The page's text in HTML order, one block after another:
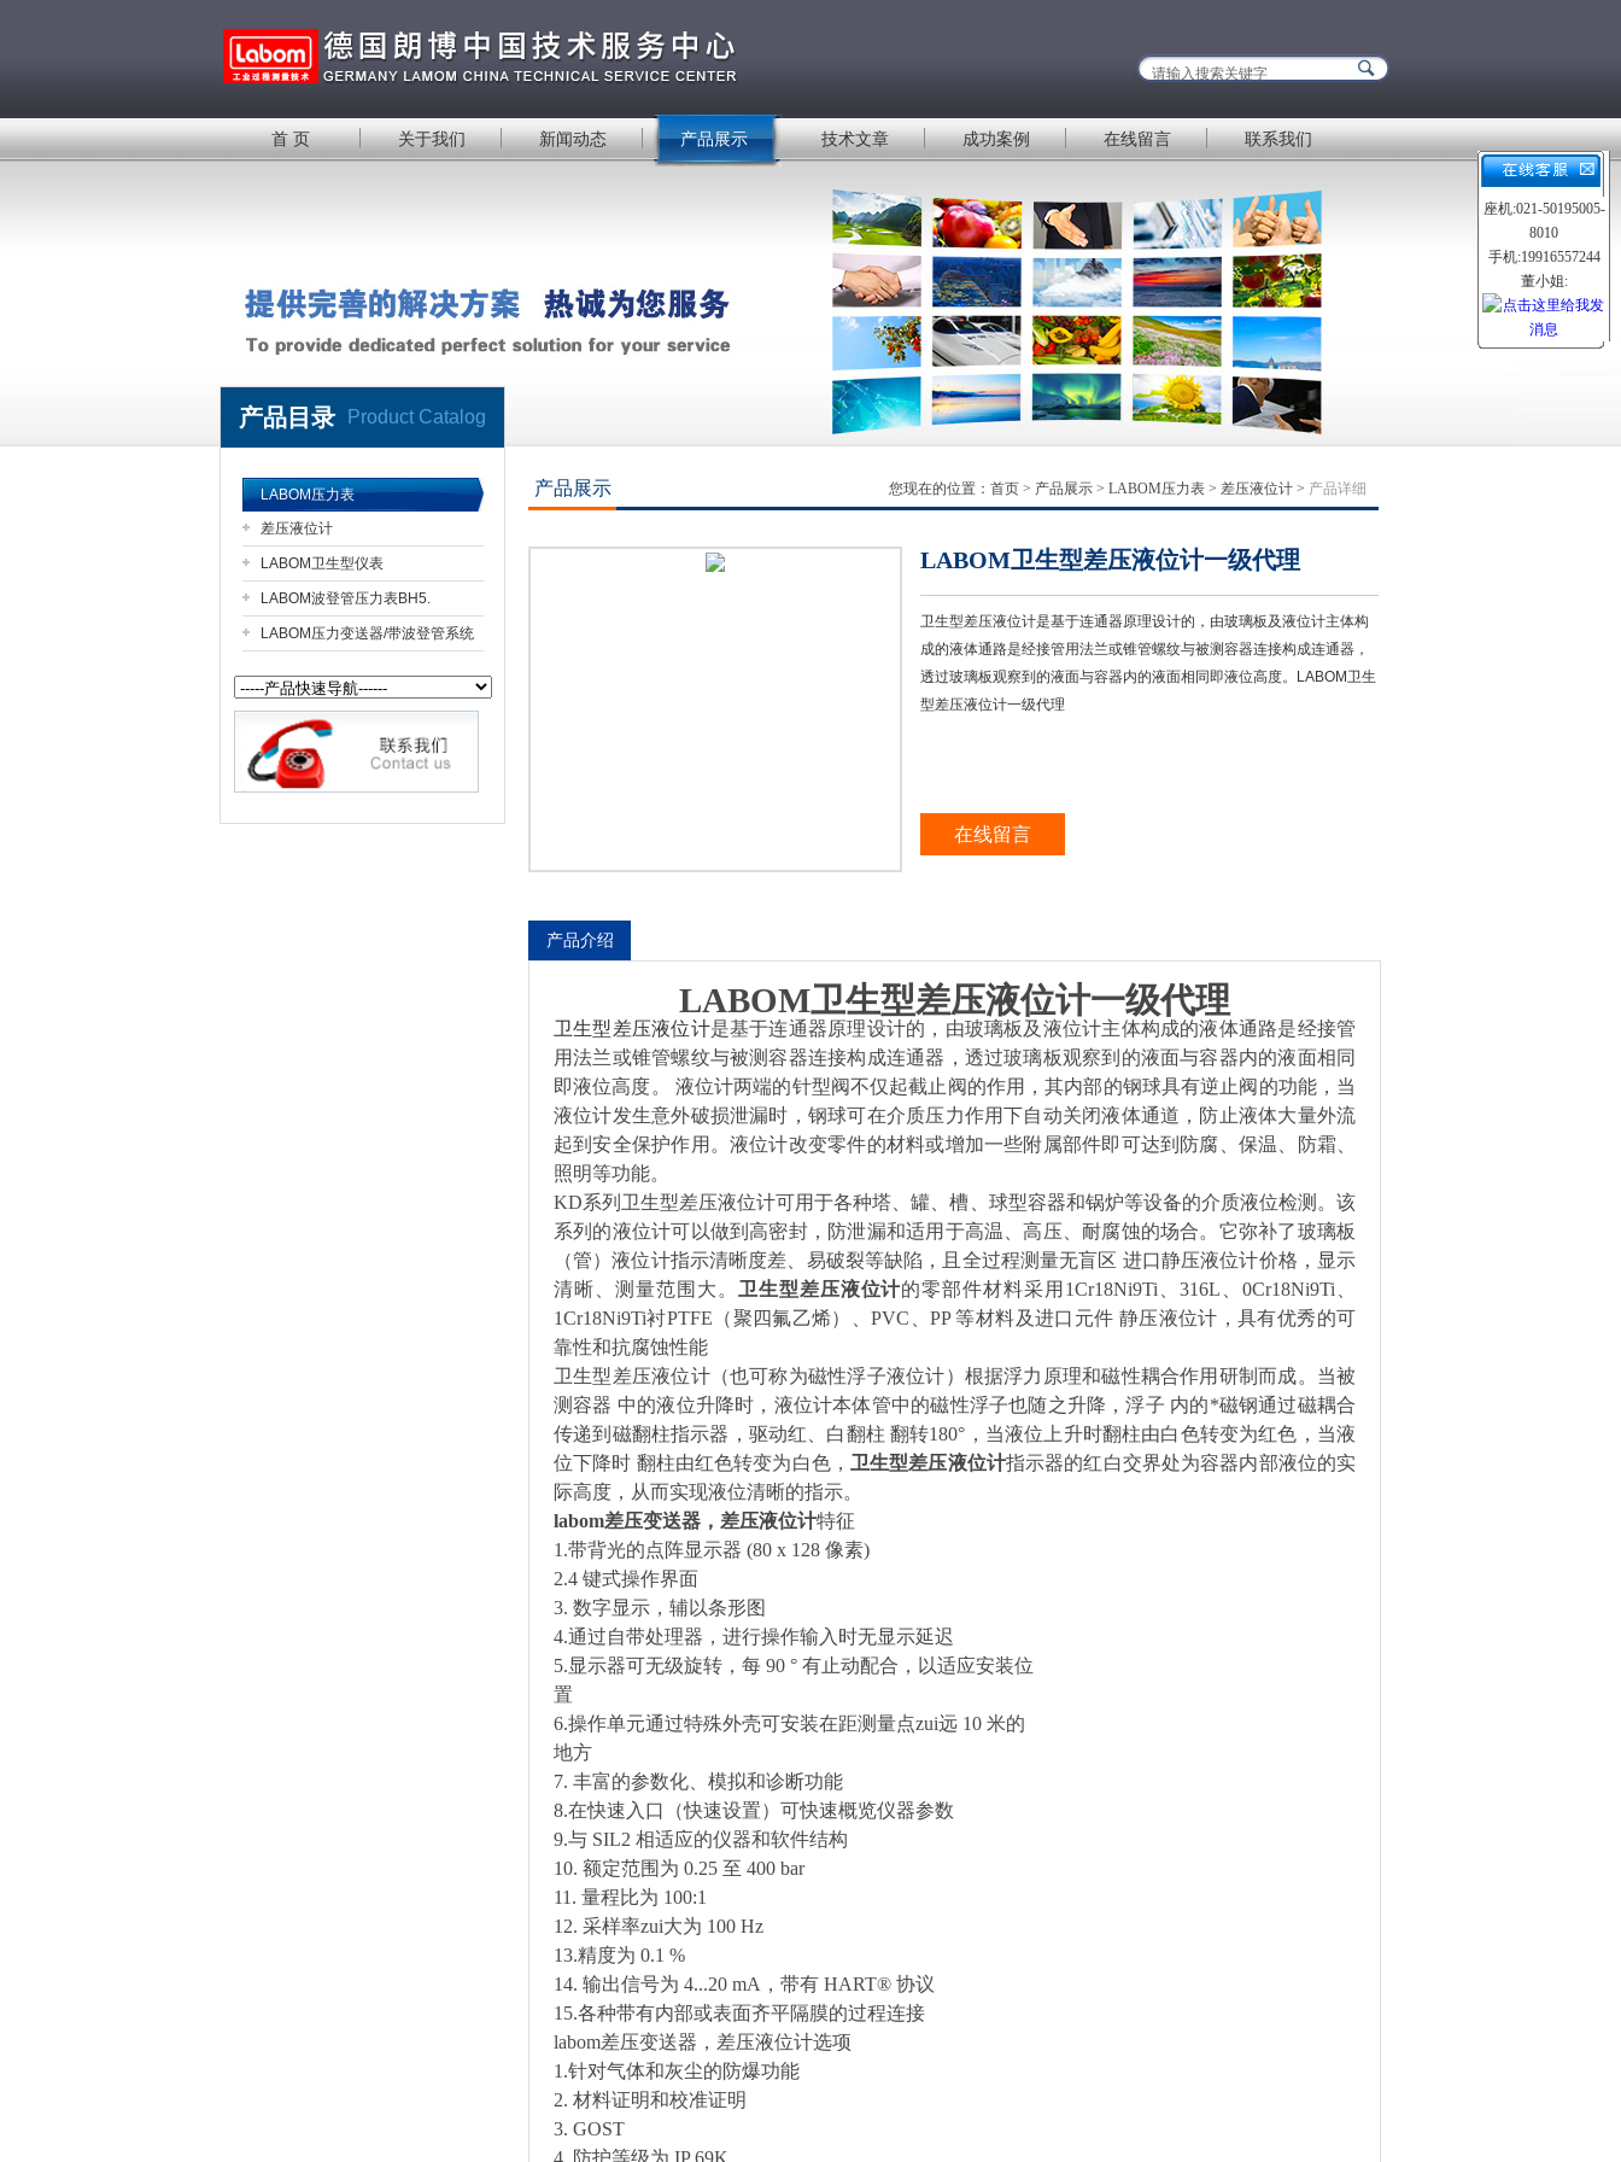
公司名称
首 页 关于我们 新闻动态 产品展示 技术文章 成功案例 在线留言 联系我们
产品目录 Product Catalog
LABOM压力表
差压液位计
LABOM卫生型仪表
LABOM波登管压力表BH5.
LABOM压力变送器/带波登管系统
产品展示 您现在的位置： 首页 > 产品展示 > LABOM压力表 > 差压液位计 > 产品详细
LABOM卫生型差压液位计一级代理
卫生型差压液位计是基于连通器原理设计的，由玻璃板及液位计主体构
成的液体通路是经接管用法兰或锥管螺纹与被测容器连接构成连通器，
透过玻璃板观察到的液面与容器内的液面相同即液位高度。LABOM卫生
型差压液位计一级代理
在线留言
产品介绍
LABOM卫生型差压液位计一级代理
卫生型差压液位计是基于连通器原理设计的，由玻璃板及液位计主体构成的液体通路是经接管
用法兰或锥管螺纹与被测容器连接构成连通器，透过玻璃板观察到的液面与容器内的液面相同
即液位高度。 液位计两端的针型阀不仅起截止阀的作用，其内部的钢球具有逆止阀的功能，当
液位计发生意外破损泄漏时，钢球可在介质压力作用下自动关闭液体通道，防止液体大量外流
起到安全保护作用。液位计改变零件的材料或增加一些附属部件即可达到防腐、保温、防霜、
照明等功能。
KD系列卫生型差压液位计可用于各种塔、罐、槽、球型容器和锅炉等设备的介质液位检测。该
系列的液位计可以做到高密封，防泄漏和适用于高温、高压、耐腐蚀的场合。它弥补了玻璃板
（管）液位计指示清晰度差、易破裂等缺陷，且全过程测量无盲区 进口静压液位计价格，显示
清晰、测量范围大。 卫生型差压液位计的零部件材料采用1Cr18Ni9Ti、316L、0Cr18Ni9Ti、
1Cr18Ni9Ti衬PTFE（聚四氟乙烯）、PVC、PP 等材料及进口元件 静压液位计，具有优秀的可
靠性和抗腐蚀性能
卫生型差压液位计（也可称为磁性浮子液位计）根据浮力原理和磁性耦合作用研制而成。当被
测容器 中的液位升降时，液位计本体管中的磁性浮子也随之升降，浮子 内的*磁钢通过磁耦合
传递到磁翻柱指示器，驱动红、白翻柱 翻转180°，当液位上升时翻柱由白色转变为红色，当液
位下降时 翻柱由红色转变为白色， 卫生型差压液位计指示器的红白交界处为容器内部液位的实
际高度，从而实现液位清晰的指示。
labom差压变送器，差压液位计特征
1.带背光的点阵显示器 (80 x 128 像素)
2.4 键式操作界面
3. 数字显示，辅以条形图
4.通过自带处理器，进行操作输入时无显示延迟
5.显示器可无级旋转，每 90 ° 有止动配合，以适应安装位
置
6.操作单元通过特殊外壳可安装在距测量点zui远 10 米的
地方
7. 丰富的参数化、模拟和诊断功能
8.在快速入口（快速设置）可快速概览仪器参数
9.与 SIL2 相适应的仪器和软件结构
10. 额定范围为 0.25 至 400 bar
11. 量程比为 100:1
12. 采样率zui大为 100 Hz
13.精度为 0.1 %
14. 输出信号为 4...20 mA，带有 HART® 协议
15.各种带有内部或表面齐平隔膜的过程连接
labom差压变送器，差压液位计选项
1 .针对气体和灰尘的防爆功能
2. 材料证明和校准证明
3. GOST
4 防护等级为 IP 69K
座机:021-50195005-
8010
手机:19916557244
董小姐: